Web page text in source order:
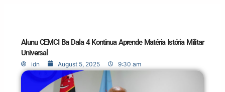
Alunu CEMCI Ba Dala 4 Kontinua Aprende Matéria Istória Militar
Universal
idn August 5, 2025 9:30 am